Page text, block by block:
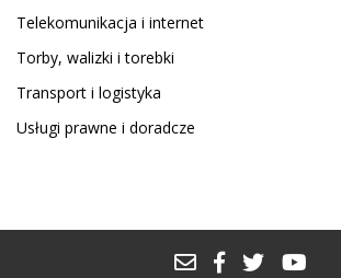
Telekomunikacja i internet
Torby, walizki i torebki
Transport i logistyka
Usługi prawne i doradcze